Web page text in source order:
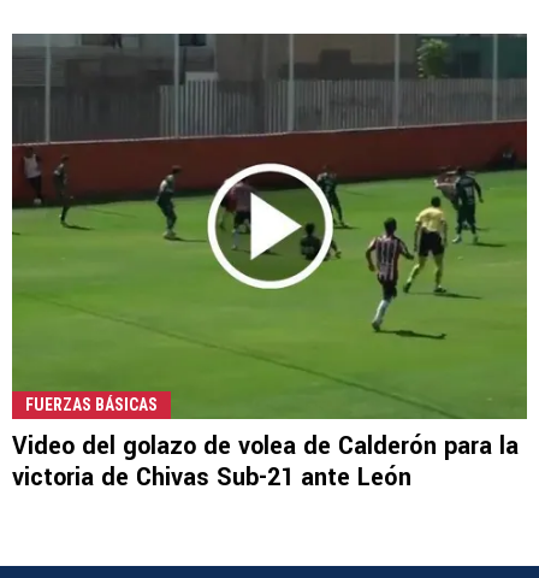
FUERZAS BÁSICAS
Video del golazo de volea de Calderón para la
victoria de Chivas Sub-21 ante León